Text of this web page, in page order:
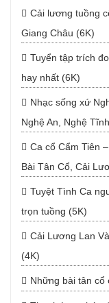
Cải lương tuồng
Giang Châu (6K)
Tuyển tập trích
hay nhất (6K)
Nhạc sống xứ
Nghệ An, Nghệ
Ca cổ Cẩm Tiên
Bài Tân Cổ, Cải
Tuyệt Tình Ca
trọn tuồng (5K)
Cải Lương Lan
(4K)
Những bài tân cổ